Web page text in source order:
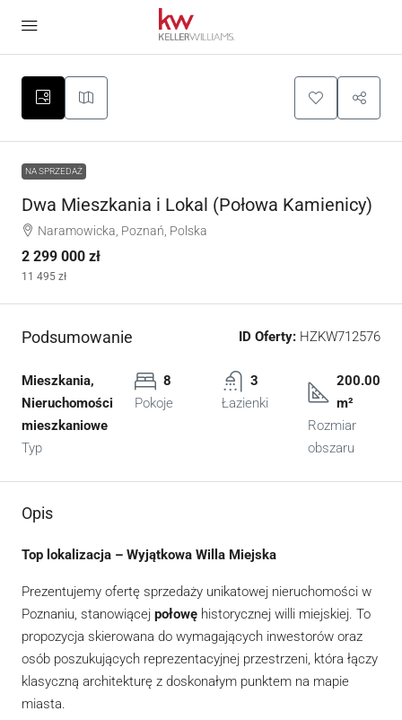
NA SPRZEDAŻ
Dwa Mieszkania i Lokal (Połowa Kamienicy)
Naramowicka, Poznań, Polska
2 299 000 zł
11 495 zł
Podsumowanie ID Oferty: HZKW712576
Mieszkania,
Nieruchomości
mieszkaniowe
Typ
8
Pokoje
3
Łazienki
200.00
m²
Rozmiar
obszaru
Opis
Top lokalizacja – Wyjątkowa Willa Miejska
Prezentujemy ofertę sprzedaży unikatowej nieruchomości w
Poznaniu, stanowiącej połowę historycznej willi miejskiej. To
propozycja skierowana do wymagających inwestorów oraz
osób poszukujących reprezentacyjnej przestrzeni, która łączy
klasyczną architekturę z doskonałym punktem na mapie
miasta.